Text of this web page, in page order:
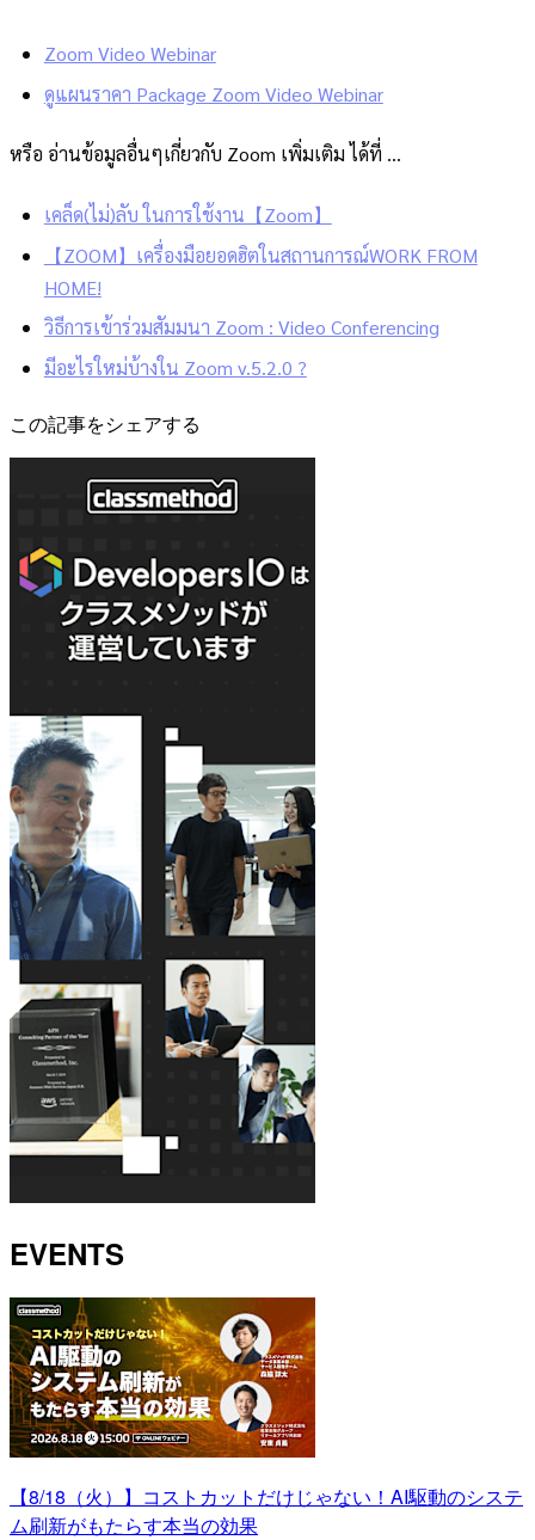
Zoom Video Webinar
ดูแผนราคา Package Zoom Video Webinar
หรือ อ่านข้อมูลอื่นๆเกี่ยวกับ Zoom เพิ่มเติม ได้ที่ ...
เคล็ด(ไม่)ลับ ในการใช้งาน【Zoom】
【ZOOM】เครื่องมือยอดฮิตในสถานการณ์WORK FROM
HOME!
วิธีการเข้าร่วมสัมมนา Zoom : Video Conferencing
มีอะไรใหม่บ้างใน Zoom v.5.2.0 ?
この記事をシェアする
EVENTS
【8/18（火）】コストカットだけじゃない！AI駆動のシステ
ム刷新がもたらす本当の効果